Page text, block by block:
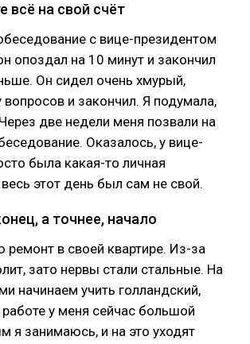
всё на свой счёт
с вице-президентом
опоздал на 10 минут и закончил
Он сидел очень хмурый,
вопросов и закончил. Я подумала,
две недели меня позвали на
Оказалось, у вице-
была какая-то личная
этот день был сам не свой.
а точнее, начало
ремонт в своей квартире. Из-за
зато нервы стали стальные. На
начинаем учить голландский,
у меня сейчас большой
я занимаюсь, и на это уходят